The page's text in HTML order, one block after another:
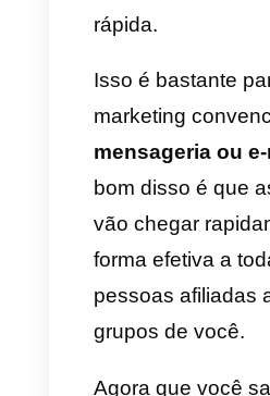
marketing e
refere.
Como
canais do
o
A melhor